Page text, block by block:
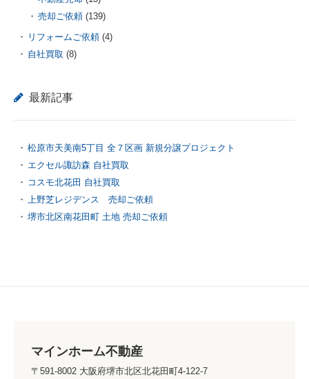
売却ご依頼 (139)
リフォームご依頼 (4)
自社買取 (8)
最新記事
松原市天美南5丁目 全７区画 新規分譲プロジェクト
エクセル諏訪森 自社買取
コスモ北花田 自社買取
上野芝レジデンス 売却ご依頼
堺市北区南花田町 土地 売却ご依頼
マインホーム不動産
〒591-8002 大阪府堺市北区北花田町4-122-7